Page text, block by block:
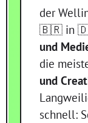
der
🇧🇷 in
und
die
und
schnell: